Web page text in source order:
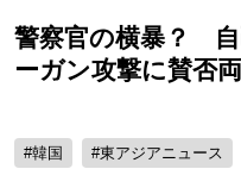
警察官の横暴？
ーガン攻撃に賛否
韓国 東アジアニュース